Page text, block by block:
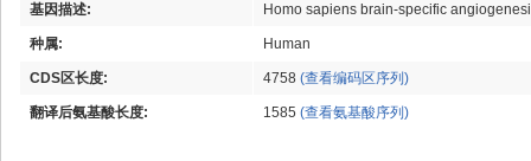
基因描述: Homo sapiens brain-specific
种属: Human
CDS区长度: 4758 (查看编码区序列)
翻译后氨基酸长度: 1585 (查看氨基酸序列)